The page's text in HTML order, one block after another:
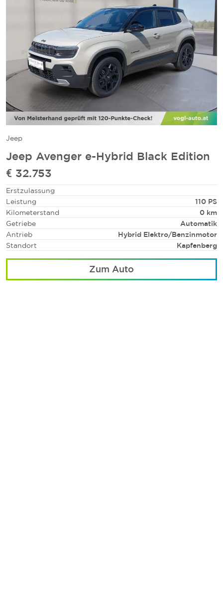
Jeep
Jeep Avenger e-Hybrid Black Edition
€ 32.753
Erstzulassung
Leistung
110 PS
Kilometerstand
0 km
Getriebe
Automatik
Antrieb
Hybrid Elektro/Benzinmotor
Standort
Kapfenberg
Zum Auto